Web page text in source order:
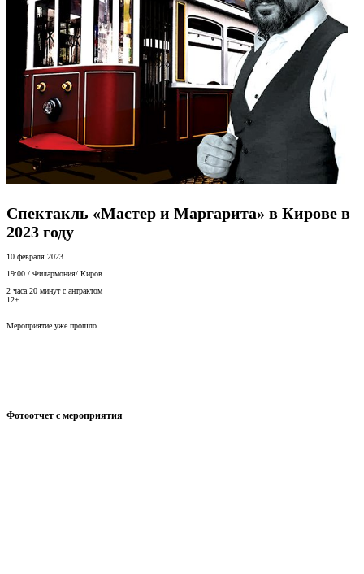
Спектакль «Мастер и Маргарита» в Кирове в
2023 году
10 февраля 2023
19:00 / Филармония/ Киров
2 часа 20 минут с антрактом
12+
Мероприятие уже прошло
Фотоотчет с мероприятия